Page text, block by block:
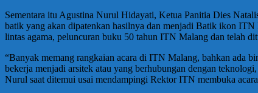
Sementara itu Agustina Nurul Hidayati, Ketua Panitia Dies
batik yang akan dipatenkan hasilnya dan menjadi Batik ikon
lintas agama, peluncuran buku 50 tahun ITN Malang dan telah
“Banyak memang rangkaian acara di ITN Malang, bahkan ada
bekerja menjadi arsitek atau yang berhubungan dengan
Nurul saat ditemui usai mendampingi Rektor ITN membuka